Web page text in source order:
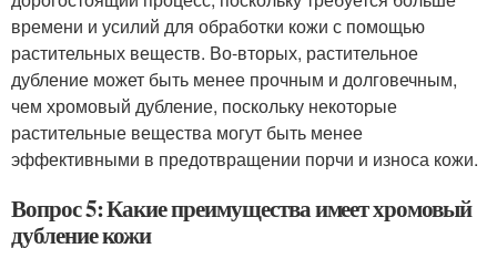
времени и усилий для обработки кожи с помощью
растительных веществ. Во-вторых, растительное
дубление может быть менее прочным и долговечным,
чем хромовый дубление, поскольку некоторые
растительные вещества могут быть менее
эффективными в предотвращении порчи и износа кожи.
Вопрос 5: Какие преимущества имеет хромовый
дубление кожи